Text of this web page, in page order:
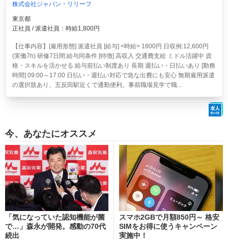
株式会社ジャパン・リリーフ
東京都
正社員 / 派遣社員：時給1,800円
【仕事内容】[雇用形態] 派遣社員 [給与] <時給> 1800円 日収例:12,600円
(実働7h) 研修7日間:給与同条件 [特徴] 高収入 交通費支給 ミドル活躍中 資
格・スキルを活かせる 給与前払い制度あり 長期 週払い・日払いあり [勤務
時間] 09:00～17:00 日払い・週払い対応で急な出費にも安心 無期雇用派遣
の選択肢あり、五反田駅近くで通勤便利。事前職場見学で職...
今、あなたにオススメ
「気になっていた認知機能が菌
で…」森永が開発。感動の70代
続出
スマホ2GBで月額850円～ 格安
SIMをお得に使うキャンペーン
実施中！